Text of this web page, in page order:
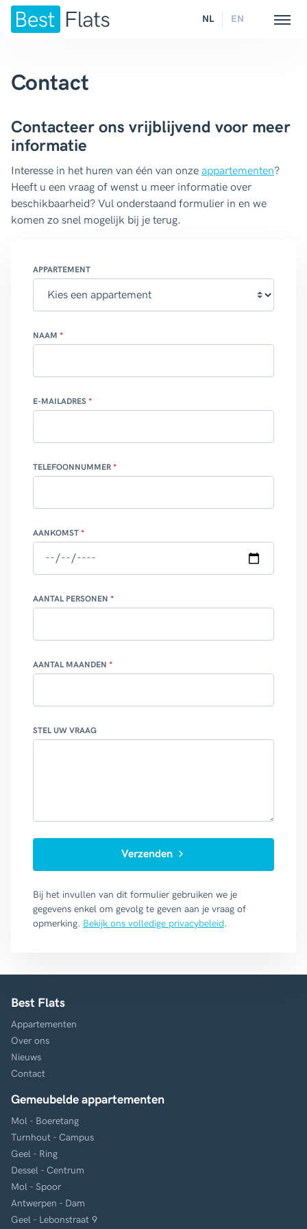
NL EN
Contact
Contacteer ons vrijblijvend voor meer
informatie
Interesse in het huren van één van onze appartementen?
Heeft u een vraag of wenst u meer informatie over
beschikbaarheid? Vul onderstaand formulier in en we
komen zo snel mogelijk bij je terug.
APPARTEMENT
NAAM
E-MAILADRES
TELEFOONNUMMER
AANKOMST
AANTAL PERSONEN
AANTAL MAANDEN
STEL UW VRAAG
Verzenden
Bij het invullen van dit formulier gebruiken we je
gegevens enkel om gevolg te geven aan je vraag of
opmerking. Bekijk ons volledige privacybeleid.
Best Flats
Appartementen
Over ons
Nieuws
Contact
Gemeubelde appartementen
Mol - Boeretang
Turnhout - Campus
Geel - Ring
Dessel - Centrum
Mol - Spoor
Antwerpen - Dam
Geel - Lebonstraat 9